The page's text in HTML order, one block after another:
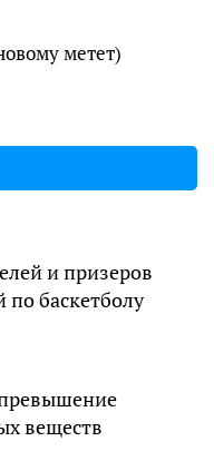
метет)
и призеров
по баскетболу
веществ